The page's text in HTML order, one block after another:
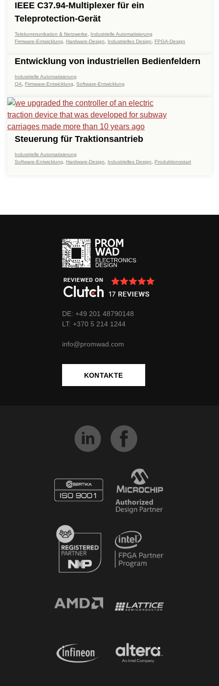
IEEE C37.94-Multiplexer für ein
Teleprotection-Gerät
Telekommunikation & Netzwerke
Industrielle Automatisierung
Firmware-Entwicklung
Hardware-Design Industrielles Design FPGA-Design
Entwicklung von industriellen Bedienfeldern
Industrielle Automatisierung
QA
Firmware-Entwicklung Software-Entwicklung
Steuerung für Traktionsantrieb
Industrielle Automatisierung
Software-Entwicklung
Hardware-Design Industrielles Design Produktionsstart
DE: +49 201 48790148
LT: +3705 214 1244
info@promwad.com
KONTAKTE